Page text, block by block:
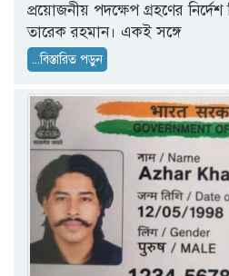
প্রয়োজনীয় পদক্ষেপ গ্রহণের নির্দেশ
তারেক রহমান। একই সঙ্গে
...বিস্তারিত পড়ুন